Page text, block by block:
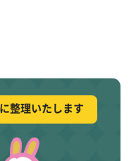
整理いたします